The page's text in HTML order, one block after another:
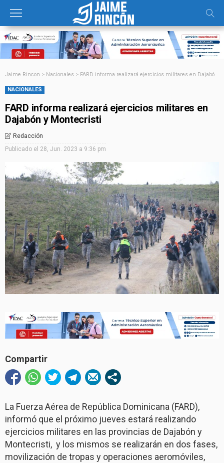
Jaime Rincon > Nacionales > FARD informa realizará ejercicios militares en Dajabón y Montecristi
NACIONALES
FARD informa realizará ejercicios militares en
Dajabón y Montecristi
Redacción
Publicado el 28, Jun. 2023 a 9:36 pm
Compartir
La Fuerza Aérea de República Dominicana (FARD),
informó que el próximo jueves estará realizando
ejercicios militares en las provincias de Dajabón y
Montecristi, y los mismos se realizarán en dos fases,
movilización de tropas y operaciones aeromóviles,